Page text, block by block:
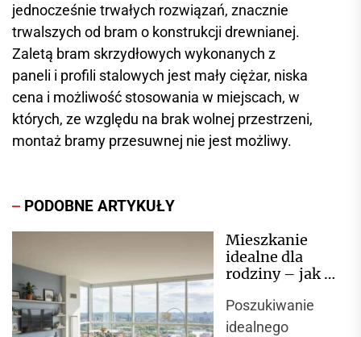
jednocześnie trwałych rozwiązań, znacznie
trwalszych od bram o konstrukcji drewnianej.
Zaletą bram skrzydłowych wykonanych z
paneli i profili stalowych jest mały ciężar, niska
cena i możliwość stosowania w miejscach, w
których, ze względu na brak wolnej przestrzeni,
montaż bramy przesuwnej nie jest możliwy.
PODOBNE ARTYKUŁY
Mieszkanie
idealne dla
rodziny – jak je
Poszukiwanie
idealnego